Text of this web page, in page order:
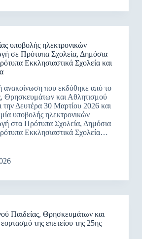
υποβολής ηλεκτρονικών
σε Πρότυπα Σχολεία, Δημόσια
Εκκλησιαστικά Σχολεία και
ανακοίνωση που εκδόθηκε από το
Θρησκευμάτων και Αθλητισμού
την Δευτέρα 30 Μαρτίου 2026 και
υποβολής ηλεκτρονικών
στα Πρότυπα Σχολεία, Δημόσια
Εκκλησιαστικά Σχολεία…
Παιδείας, Θρησκευμάτων και
της επετείου της 25ης